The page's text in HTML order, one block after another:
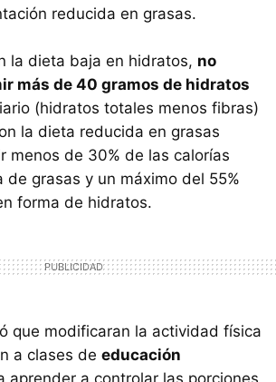
reducida en grasas.
la dieta baja en hidratos, no
más de 40 gramos de hidratos
(hidratos totales menos fibras)
la dieta reducida en grasas
menos de 30% de las calorías
de grasas y un máximo del 55%
forma de hidratos.
que modificaran la actividad física
a clases de educación
aprender a controlar las porciones